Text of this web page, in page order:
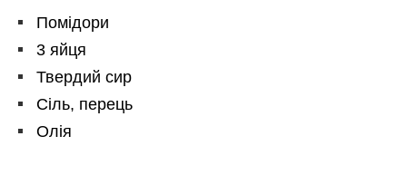
Помідори
3 яйця
Твердий сир
Сіль, перець
Олія